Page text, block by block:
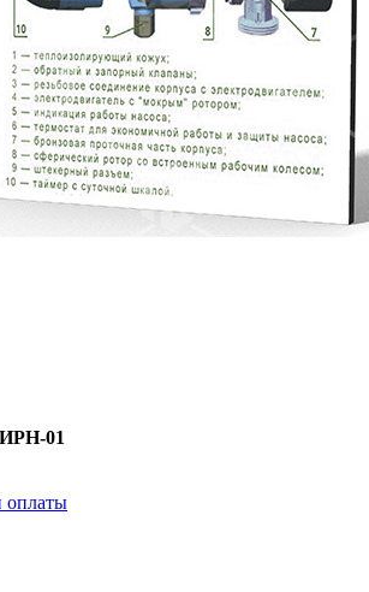
01
оплаты